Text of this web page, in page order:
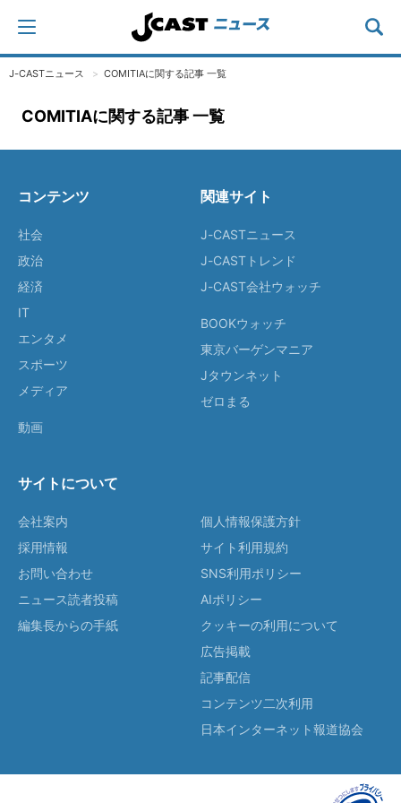
J-CASTニュース COMITIAに関する記事 一覧
COMITIAに関する記事 一覧
コンテンツ
社会
政治
経済
IT
エンタメ
スポーツ
メディア
動画
関連サイト
J-CASTニュース
J-CASTトレンド
J-CAST会社ウォッチ
BOOKウォッチ
東京バーゲンマニア
Jタウンネット
ゼロまる
サイトについて
会社案内
採用情報
お問い合わせ
ニュース読者投稿
編集長からの手紙
個人情報保護方針
サイト利用規約
SNS利用ポリシー
AIポリシー
クッキーの利用について
広告掲載
記事配信
コンテンツ二次利用
日本インターネット報道協会